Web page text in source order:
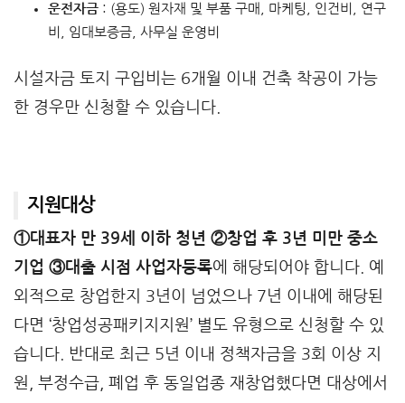
운전자금: (용도) 원자재 및 부품 구매, 마케팅, 인건비, 연구
비, 임대보증금, 사무실 운영비
시설자금 토지 구입비는 6개월 이내 건축 착공이 가능
한 경우만 신청할 수 있습니다.
지원대상
①대표자 만 39세 이하 청년 ②창업 후 3년 미만 중소
기업 ③대출 시점 사업자등록에 해당되어야 합니다. 예
외적으로 창업한지 3년이 넘었으나 7년 이내에 해당된
다면 ‘창업성공패키지지원’ 별도 유형으로 신청할 수 있
습니다. 반대로 최근 5년 이내 정책자금을 3회 이상 지
원, 부정수급, 폐업 후 동일업종 재창업했다면 대상에서